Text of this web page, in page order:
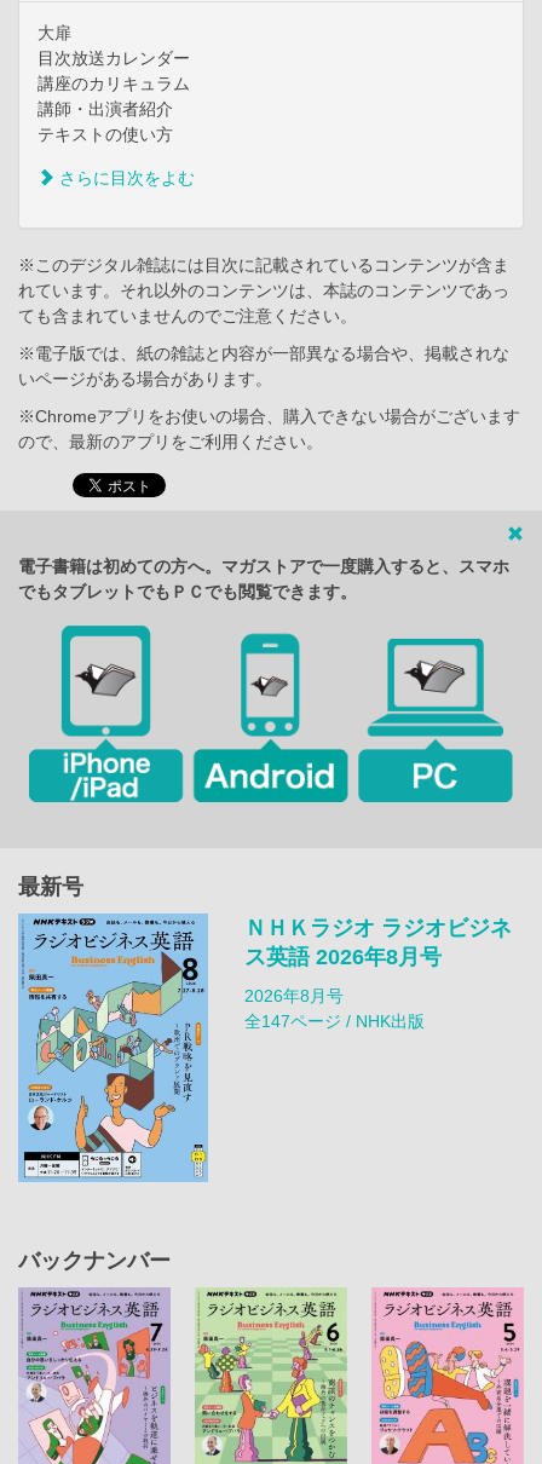
大扉
目次放送カレンダー
講座のカリキュラム
講師・出演者紹介
テキストの使い方
さらに目次をよむ
※このデジタル雑誌には目次に記載されているコンテンツが含ま
れています。それ以外のコンテンツは、本誌のコンテンツであっ
ても含まれていませんのでご注意ください。
※電子版では、紙の雑誌と内容が一部異なる場合や、掲載されな
いページがある場合があります。
※Chromeアプリをお使いの場合、購入できない場合がございます
ので、最新のアプリをご利用ください。
電子書籍は初めての方へ。マガストアで一度購入すると、スマホ
でもタブレットでもＰＣでも閲覧できます。
最新号
ＮＨＫラジオ ラジオビジネ
ス英語 2026年8月号
2026年8月号
全147ページ / NHK出版
バックナンバー